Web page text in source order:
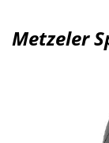
Metzeler